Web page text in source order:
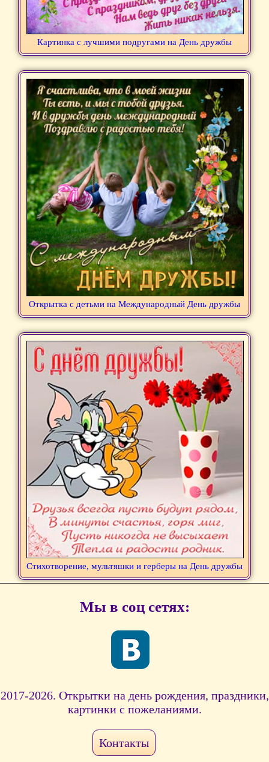
Картинка с лучшими подругами на День дружбы
Открытка с детьми на Международный День дружбы
Стихотворение, мультяшки и герберы на День дружбы
Мы в соц сетях:
2017-2026. Открытки на день рождения, праздники,
картинки с пожеланиями.
Контакты